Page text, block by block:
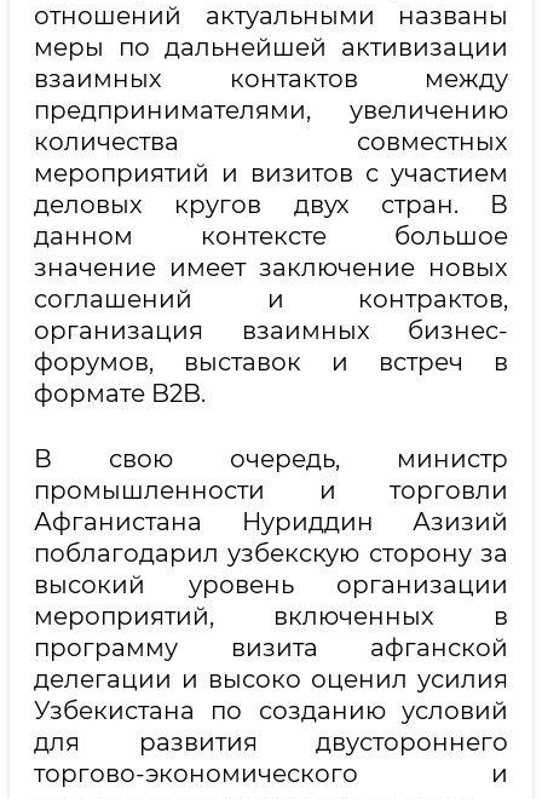
отношений актуальными названы
меры по дальнейшей активизации
взаимных контактов между
предпринимателями, увеличению
количества совместных
мероприятий и визитов с участием
деловых кругов двух стран. В
данном контексте большое
значение имеет заключение новых
соглашений и контрактов,
организация взаимных бизнес-
форумов, выставок и встреч в
формате B2B.
В свою очередь, министр
промышленности и торговли
Афганистана Нуриддин Азизий
поблагодарил узбекскую сторону за
высокий уровень организации
мероприятий, включенных в
программу визита афганской
делегации и высоко оценил усилия
Узбекистана по созданию условий
для развития двустороннего
торгово-экономического и